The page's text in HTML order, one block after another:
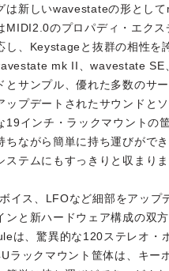
は新しいwavestateの形とし
MIDI2.0のプロパディ・エクス
し、Keystageと抜群の相性を
mk II、wavestate SE
とサンプル、優れた多数のサ
ップデートされたサウンドと
19インチ・ラックマウントの
ちながら簡単に持ち運びがで
ステムにもすっきりと収まりま
イス、LFOなど細部をアップ
ンと新ハードウェア構成の双
は、驚異的な120ステレオ・
ラックマウント筐体は、キー